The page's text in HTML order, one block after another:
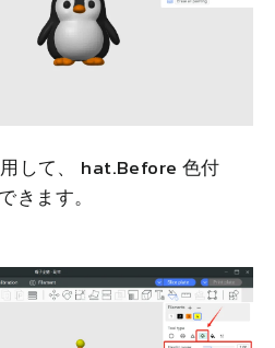
して、 hat.Before 色付
きます。